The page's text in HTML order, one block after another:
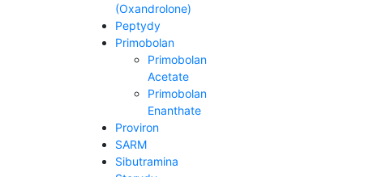
(Oxandrolone)
Peptydy
Primobolan
Primobolan
Acetate
Primobolan
Enanthate
Proviron
SARM
Sibutramina